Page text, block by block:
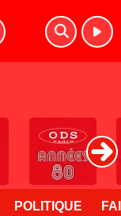
POLITIQUE